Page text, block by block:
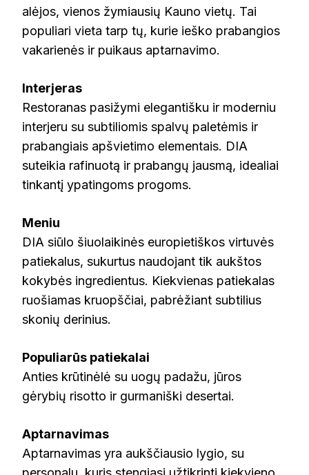
alėjos, vienos žymiausių Kauno vietų. Tai
populiari vieta tarp tų, kurie ieško prabangios
vakarienės ir puikaus aptarnavimo.
Interjeras
Restoranas pasižymi elegantišku ir moderniu
interjeru su subtiliomis spalvų paletėmis ir
prabangiais apšvietimo elementais. DIA
suteikia rafinuotą ir prabangų jausmą, idealiai
tinkantį ypatingoms progoms.
Meniu
DIA siūlo šiuolaikinės europietiškos virtuvės
patiekalus, sukurtus naudojant tik aukštos
kokybės ingredientus. Kiekvienas patiekalas
ruošiamas kruopščiai, pabrėžiant subtilius
skonių derinius.
Populiarūs patiekalai
Anties krūtinėlė su uogų padažu, jūros
gėrybių risotto ir gurmaniški desertai.
Aptarnavimas
Aptarnavimas yra aukščiausio lygio, su